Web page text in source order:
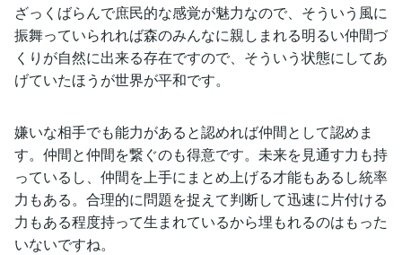
ざっくばらんで庶民的な感覚が魅力なので、そういう風に
振舞っていられれば森のみんなに親しまれる明るい仲間づ
くりが自然に出来る存在ですので、そういう状態にしてあ
げていたほうが世界が平和です。
嫌いな相手でも能力があると認めれば仲間として認めま
す。仲間と仲間を繋ぐのも得意です。未来を見通す力も持
っているし、仲間を上手にまとめ上げる才能もあるし統率
力もある。合理的に問題を捉えて判断して迅速に片付ける
力もある程度持って生まれているから埋もれるのはもった
いないですね。